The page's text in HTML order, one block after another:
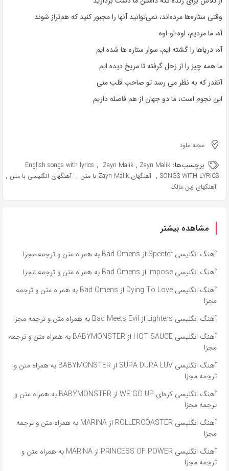
وقتی ستاره‌ها مرده‌اند، نمی‌توانید آنها را مجبور کنید که هم‌تراز شوند
آه، ما مردیم، اوه-او-اوه
آه، دریاها را گشته ایم، سوار ستاره ها شده ایم
ما همه چیز را از زحل گرفته تا مریخ دیده ایم
آنقدر که به نظر می رسد تو صاحب قلب منی
این نجوم است، ما دو جهان از هم فاصله داریم
مجله ملود
برچسب‌ها: English songs with lyrics , Zayn Malik , Zayn Malik
SONGS WITH LYRICS
, آهنگهای Zayn Malik با متن , آهنگهای انگلیسی با متن ,
آهنگهای زین مالک
مشاهده بیشتر
آهنگ انگلیسی Specter از Bad Omens به همراه متن و ترجمه مجزا
آهنگ انگلیسی Impose از Bad Omens به همراه متن و ترجمه مجزا
آهنگ انگلیسی Dying To Love از Bad Omens به همراه متن و ترجمه
مجزا
آهنگ انگلیسی Lighters از Bad Meets Evil به همراه متن و ترجمه مجزا
آهنگ انگلیسی HOT SAUCE از BABYMONSTER به همراه متن و ترجمه
مجزا
آهنگ انگلیسی SUPA DUPA LUV از BABYMONSTER به همراه متن و
ترجمه مجزا
آهنگ انگلیسی کره‌ای WE GO UP از BABYMONSTER به همراه متن و
ترجمه مجزا
آهنگ انگلیسی ROLLERCOASTER از MARINA به همراه متن و ترجمه
مجزا
آهنگ انگلیسی PRINCESS OF POWER از MARINA به همراه متن و
ترجمه مجزا